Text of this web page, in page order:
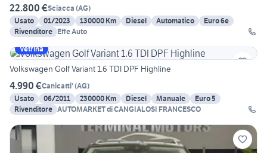
22.800 €Sciacca (AG)
Usato
01/2023 130000 Km Diesel Automatico
Euro 6e
Rivenditore Effe Auto
Vetrina
Volkswagen Golf Variant 1.6 TDI DPF Highline
4.990 €Canicatti' (AG)
Usato
06/2011 230000 Km Diesel Manuale
Euro 5
Rivenditore AUTOMARKET di CANGIALOSI FRANCESCO